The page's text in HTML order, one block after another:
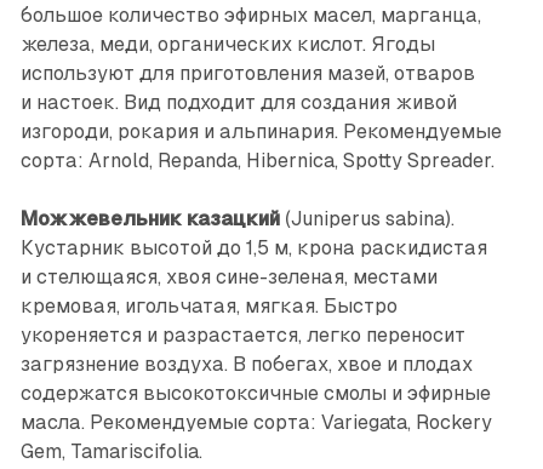
большое количество эфирных масел, марганца,
железа, меди, органических кислот. Ягоды
используют для приготовления мазей, отваров
и настоек. Вид подходит для создания живой
изгороди, рокария и альпинария. Рекомендуемые
сорта: Arnold, Repanda, Hibernica, Spotty Spreader.
Можжевельник казацкий(Juniperus sabina).
Кустарник высотой до 1,5 м, крона раскидистая
и стелющаяся, хвоя сине-зеленая, местами
кремовая, игольчатая, мягкая. Быстро
укореняется и разрастается, легко переносит
загрязнение воздуха. В побегах, хвое и плодах
содержатся высокотоксичные смолы и эфирные
масла. Рекомендуемые сорта: Variegata, Rockery
Gem, Tamariscifolia.